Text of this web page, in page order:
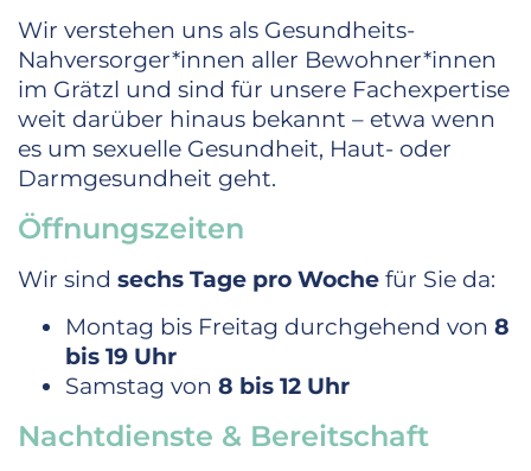
Wir verstehen uns als Gesundheits-
Nahversorger*innen aller Bewohner*innen
im Grätzl und sind für unsere Fachexpertise
weit darüber hinaus bekannt – etwa wenn
es um sexuelle Gesundheit, Haut- oder
Darmgesundheit geht.
Öffnungszeiten
Wir sind sechs Tage pro Woche für Sie da:
Montag bis Freitag durchgehend von 8
bis 19 Uhr
Samstag von 8 bis 12 Uhr
Nachtdienste & Bereitschaft